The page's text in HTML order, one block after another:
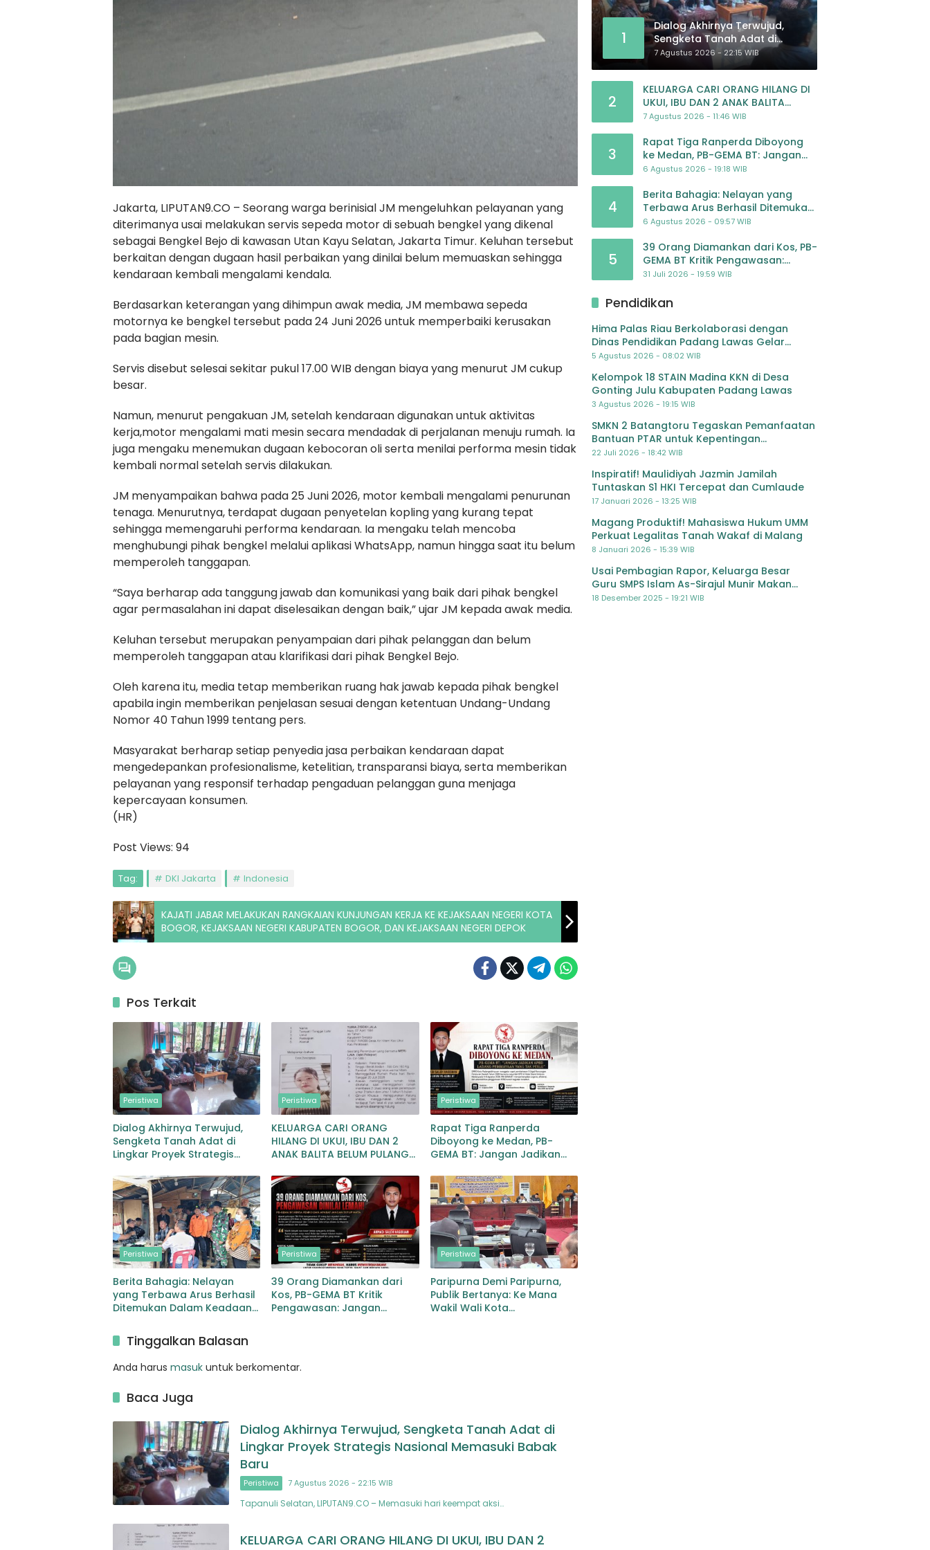
Jakarta, LIPUTAN9.CO – Seorang warga berinisial JM mengeluhkan pelayanan yang
diterimanya usai melakukan servis sepeda motor di sebuah bengkel yang dikenal
sebagai Bengkel Bejo di kawasan Utan Kayu Selatan, Jakarta Timur. Keluhan tersebut
berkaitan dengan dugaan hasil perbaikan yang dinilai belum memuaskan sehingga
kendaraan kembali mengalami kendala.
Berdasarkan keterangan yang dihimpun awak media, JM membawa sepeda
motornya ke bengkel tersebut pada 24 Juni 2026 untuk memperbaiki kerusakan
pada bagian mesin.
Servis disebut selesai sekitar pukul 17.00 WIB dengan biaya yang menurut JM cukup
besar.
Namun, menurut pengakuan JM, setelah kendaraan digunakan untuk aktivitas
kerja,motor mengalami mati mesin secara mendadak di perjalanan menuju rumah. Ia
juga mengaku menemukan dugaan kebocoran oli serta menilai performa mesin tidak
kembali normal setelah servis dilakukan.
JM menyampaikan bahwa pada 25 Juni 2026, motor kembali mengalami penurunan
tenaga. Menurutnya, terdapat dugaan penyetelan kopling yang kurang tepat
sehingga memengaruhi performa kendaraan. Ia mengaku telah mencoba
menghubungi pihak bengkel melalui aplikasi WhatsApp, namun hingga saat itu belum
memperoleh tanggapan.
“Saya berharap ada tanggung jawab dan komunikasi yang baik dari pihak bengkel
agar permasalahan ini dapat diselesaikan dengan baik,” ujar JM kepada awak media.
Keluhan tersebut merupakan penyampaian dari pihak pelanggan dan belum
memperoleh tanggapan atau klarifikasi dari pihak Bengkel Bejo.
Oleh karena itu, media tetap memberikan ruang hak jawab kepada pihak bengkel
apabila ingin memberikan penjelasan sesuai dengan ketentuan Undang-Undang
Nomor 40 Tahun 1999 tentang pers.
Masyarakat berharap setiap penyedia jasa perbaikan kendaraan dapat
mengedepankan profesionalisme, ketelitian, transparansi biaya, serta memberikan
pelayanan yang responsif terhadap pengaduan pelanggan guna menjaga
kepercayaan konsumen.
(HR)
Post Views: 94
Tag: DKI Jakarta Indonesia
KAJATI JABAR MELAKUKAN RANGKAIAN KUNJUNGAN KERJA KE KEJAKSAAN NEGERI KOTA
BOGOR, KEJAKSAAN NEGERI KABUPATEN BOGOR, DAN KEJAKSAAN NEGERI DEPOK
Pos Terkait
Peristiwa
Dialog Akhirnya Terwujud,
Sengketa Tanah Adat di
Lingkar Proyek Strategis
Baru
Peristiwa
KELUARGA CARI ORANG
HILANG DI UKUI, IBU DAN 2
ANAK BALITA BELUM PULANG
Peristiwa
Rapat Tiga Ranperda
Diboyong ke Medan, PB-
GEMA BT: Jangan Jadikan
yang Tak Perlu
Peristiwa
Berita Bahagia: Nelayan
yang Terbawa Arus Berhasil
Ditemukan Dalam Keadaan
Peristiwa
39 Orang Diamankan dari
Kos, PB-GEMA BT Kritik
Pengawasan: Jangan
Peristiwa
Paripurna Demi Paripurna,
Publik Bertanya: Ke Mana
Wakil Wali Kota
Tinggalkan Balasan
Anda harus masuk untuk berkomentar.
Baca Juga
Dialog Akhirnya Terwujud, Sengketa Tanah Adat di
Lingkar Proyek Strategis Nasional Memasuki Babak
Baru
Peristiwa 7 Agustus 2026 - 22:15 WIB
Tapanuli Selatan, LIPUTAN9.CO – Memasuki hari keempat aksi…
KELUARGA CARI ORANG HILANG DI UKUI, IBU DAN 2
1
Dialog Akhirnya Terwujud,
Sengketa Tanah Adat di
Lingkar Proyek Strategis
Nasional Memasuki Babak
7 Agustus 2026 - 22:15 WIB
2
KELUARGA CARI ORANG HILANG DI
UKUI, IBU DAN 2 ANAK BALITA
BELUM PULANG SEJAK 20 JULI 2026
7 Agustus 2026 - 11:46 WIB
3
Rapat Tiga Ranperda Diboyong
ke Medan, PB-GEMA BT: Jangan
Jadikan APBD Ladang
6 Agustus 2026 - 19:18 WIB
4
Berita Bahagia: Nelayan yang
Terbawa Arus Berhasil Ditemukan
Dalam Keadaan Selamat
6 Agustus 2026 - 09:57 WIB
5
39 Orang Diamankan dari Kos, PB-
GEMA BT Kritik Pengawasan:
Jangan Tunggu Masyarakat
31 Juli 2026 - 19:59 WIB
Pendidikan
Hima Palas Riau Berkolaborasi dengan
Dinas Pendidikan Padang Lawas Gelar
Pelatihan OSIS SMP se-Kabupaten Padang
5 Agustus 2026 - 08:02 WIB
Kelompok 18 STAIN Madina KKN di Desa
Gonting Julu Kabupaten Padang Lawas
3 Agustus 2026 - 19:15 WIB
SMKN 2 Batangtoru Tegaskan Pemanfaatan
Bantuan PTAR untuk Kepentingan
Pendidikan
22 Juli 2026 - 18:42 WIB
Inspiratif! Maulidiyah Jazmin Jamilah
Tuntaskan S1 HKI Tercepat dan Cumlaude
17 Januari 2026 - 13:25 WIB
Magang Produktif! Mahasiswa Hukum UMM
Perkuat Legalitas Tanah Wakaf di Malang
8 Januari 2026 - 15:39 WIB
Usai Pembagian Rapor, Keluarga Besar
Guru SMPS Islam As-Sirajul Munir Makan
Bersama Sambut Libur Awal Semester
18 Desember 2025 - 19:21 WIB